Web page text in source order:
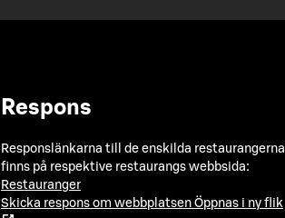
Respons
Responslänkarna till de enskilda restaurangerna
finns på respektive restaurangs webbsida:
Restauranger
Skicka respons om webbplatsen Öppnas i ny flik